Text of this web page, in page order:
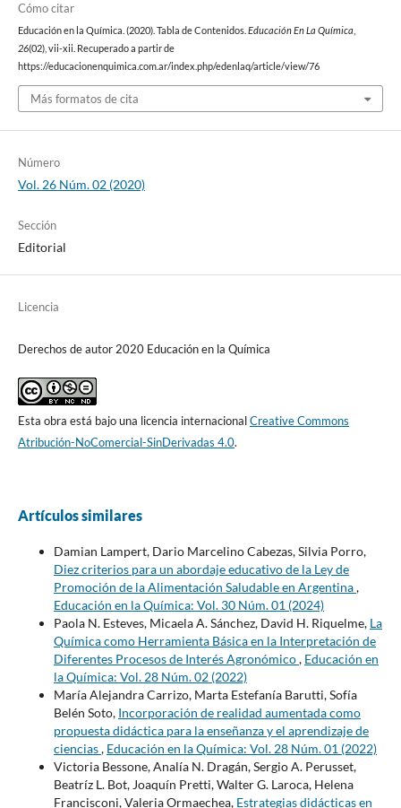
Cómo citar
Educación en la Química. (2020). Tabla de Contenidos. Educación En La Química
26(02), vii-xii. Recuperado a partir de
https://educacionenquimica.com.ar/index.php/edenlaq/article/view/76
Más formatos de cita
Número
Vol. 26 Núm. 02 (2020)
Sección
Editorial
Licencia
Derechos de autor 2020 Educación en la Química
Esta obra está bajo una licencia internacionalCreative Commons
Atribución-NoComercial-SinDerivadas 4.0.
Artículos similares
Damian Lampert, Dario Marcelino Cabezas, Silvia Porro,
Diez criterios para un abordaje educativo de la Ley de
Promoción de la Alimentación Saludable en Argentina,
Educación en la Química: Vol. 30 Núm. 01 (2024)
Paola N. Esteves, Micaela A. Sánchez, David H. Riquelme, La
Química como Herramienta Básica en la Interpretación de
Diferentes Procesos de Interés Agronómico, Educación en
la Química: Vol. 28 Núm. 02 (2022)
María Alejandra Carrizo, Marta Estefanía Barutti, Sofía
Belén Soto, Incorporación de realidad aumentada como
propuesta didáctica para la enseñanza y el aprendizaje de
ciencias, Educación en la Química: Vol. 28 Núm. 01 (2022)
Victoria Bessone, Analía N. Dragán, Sergio A. Perusset,
Beatríz L. Bot, Joaquín Pretti, Walter G. Laroca, Helena
Francisconi, Valeria Ormaechea, Estrategias didácticas en